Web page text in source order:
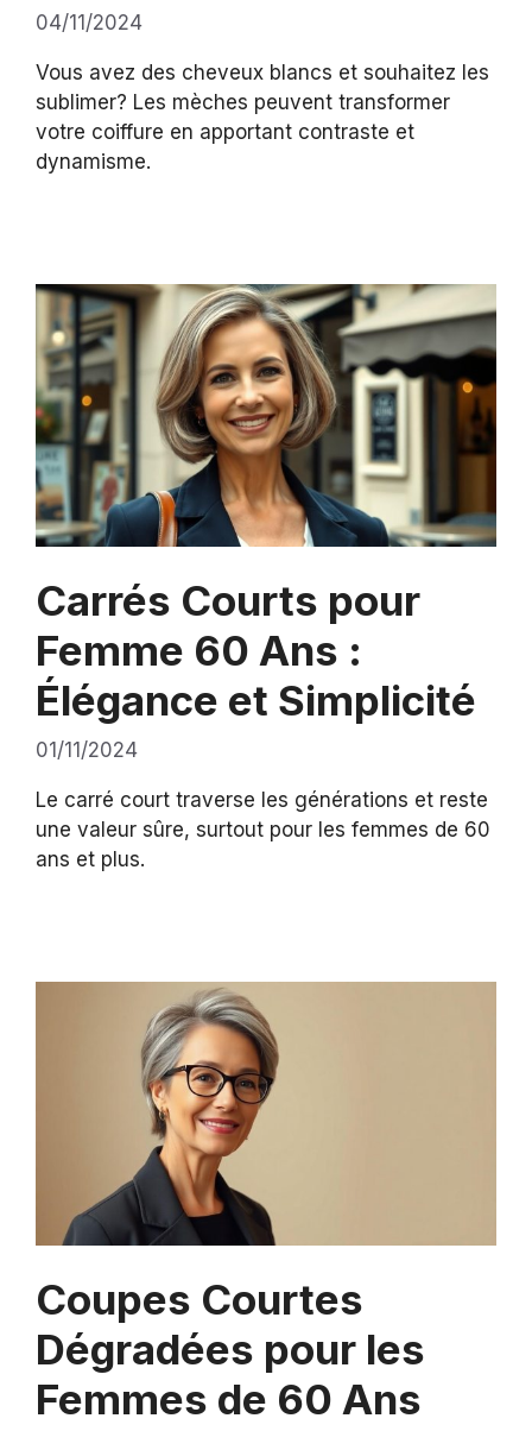
04/11/2024
Vous avez des cheveux blancs et souhaitez les
sublimer? Les mèches peuvent transformer
votre coiffure en apportant contraste et
dynamisme.
Carrés Courts pour
Femme 60 Ans :
Élégance et Simplicité
01/11/2024
Le carré court traverse les générations et reste
une valeur sûre, surtout pour les femmes de 60
ans et plus.
Coupes Courtes
Dégradées pour les
Femmes de 60 Ans